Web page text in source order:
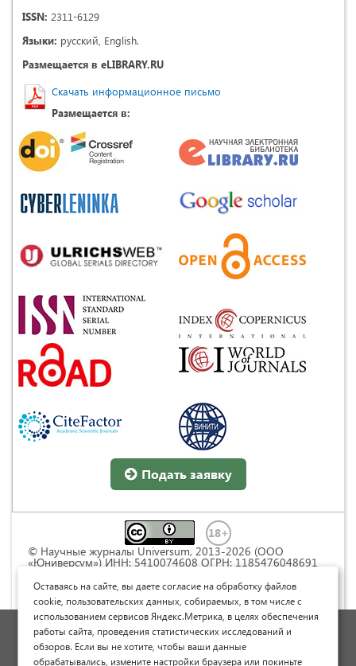
ISSN: 2311-6129
Языки: русский, English.
Размещается в eLIBRARY.RU
Скачать информационное письмо
Размещается в:
Подать заявку
© Научные журналы Universum, 2013-2026 (ООО
«Юниверсум») ИНН: 5410074608 ОГРН: 1185476048691
Commons « Attribution» («Атрибуция») 4.0
Непортированная
Политика обработки персональных данных
Договор оферты
Оставаясь на сайте, вы даете согласие на обработку файлов
cookie, пользовательских данных, собираемых, в том числе с
использованием сервисов Яндекс.Метрика, в целях обеспечения
работы сайта, проведения статистических исследований и
обзоров. Если вы не хотите, чтобы ваши данные
обрабатывались, измените настройки браузера или покиньте